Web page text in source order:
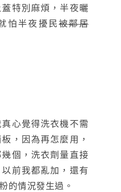
特別麻煩，半夜曬
怕半夜擾民被鄰居
心覺得洗衣機不需
，因為再怎麼用，
個，洗衣劑量直接
前我都亂加，還有
的情況發生過。